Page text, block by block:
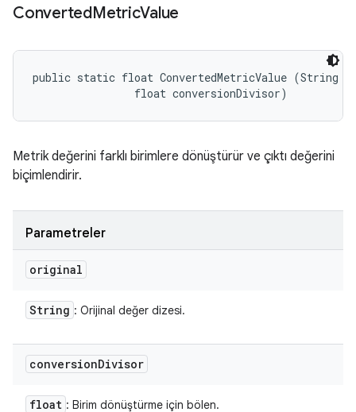
ConvertedMetricValue
public static float ConvertedMetricValue (String
                float conversionDivisor)
Metrik değerini farklı birimlere dönüştürür ve çıktı değerini
biçimlendirir.
Parametreler
original
String : Orijinal değer dizesi.
conversionDivisor
float : Birim dönüştürme için bölen.